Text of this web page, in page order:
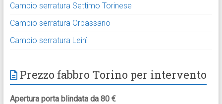
Cambio serratura Settimo Torinese
Cambio serratura Orbassano
Cambio serratura Leinì
Prezzo fabbro Torino per intervento
Apertura porta blindata da 80 €